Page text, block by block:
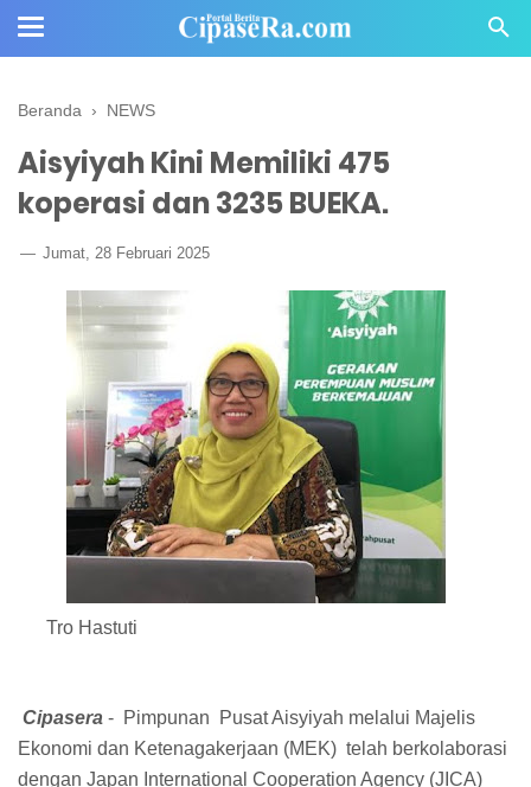
Beranda › NEWS
Aisyiyah Kini Memiliki 475
koperasi dan 3235 BUEKA.
Jumat, 28 Februari 2025
Tro Hastuti
Cipasera - Pimpunan Pusat Aisyiyah melalui Majelis
Ekonomi dan Ketenagakerjaan (MEK) telah berkolaborasi
dengan Japan International Cooperation Agency (JICA)